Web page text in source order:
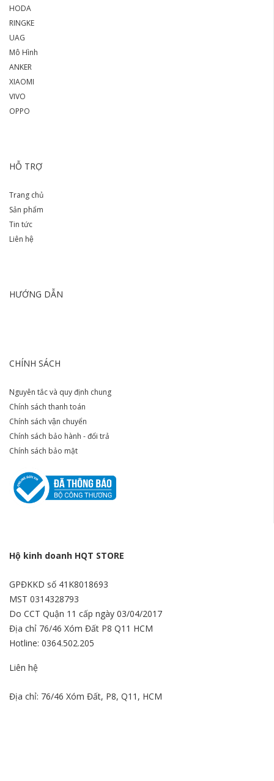
HODA
RINGKE
UAG
Mô Hình
ANKER
XIAOMI
VIVO
OPPO
HỖ TRỢ
Trang chủ
Sản phẩm
Tin tức
Liên hệ
HƯỚNG DẪN
CHÍNH SÁCH
Nguyên tắc và quy định chung
Chính sách thanh toán
Chính sách vận chuyển
Chính sách bảo hành - đổi trả
Chính sách bảo mật
Hộ kinh doanh HQT STORE
GPĐKKD số 41K8018693
MST 0314328793
Do CCT Quận 11 cấp ngày 03/04/2017
Địa chỉ 76/46 Xóm Đất P8 Q11 HCM
Hotline: 0364.502.205
Liên hệ
Địa chỉ: 76/46 Xóm Đất, P8, Q11, HCM